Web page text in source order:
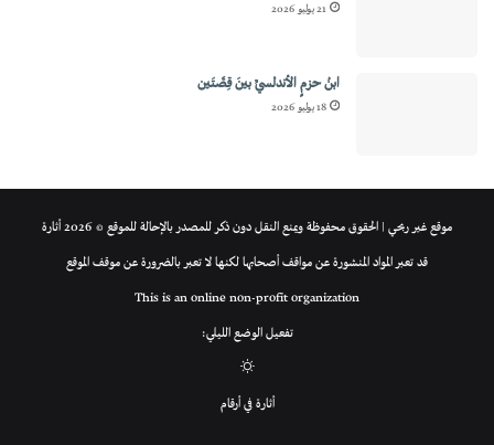
21 يوليو 2026
ابنُ حزمٍ الأندلسيِّ بينَ قِصَّتَين
18 يوليو 2026
موقع غير ربحي | الحقوق محفوظة ويمنع النقل دون ذكر للمصدر بالإحالة للموقع © 2026 أثارة
قد تعبر المواد المنشورة عن مواقف أصحابها لكنها لا تعبر بالضرورة عن موقف الموقع
This is an online non-profit organization
تفعيل الوضع الليلي:
المظلم
أثارة في أرقام